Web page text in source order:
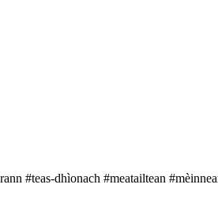
​​#teas-dhìonach #meatailtean